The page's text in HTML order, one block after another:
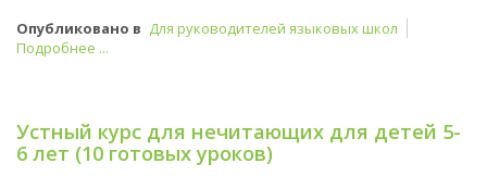
Опубликовано в Для руководителей языковых школ
Подробнее ...
Устный курс для нечитающих для детей 5-
6 лет (10 готовых уроков)